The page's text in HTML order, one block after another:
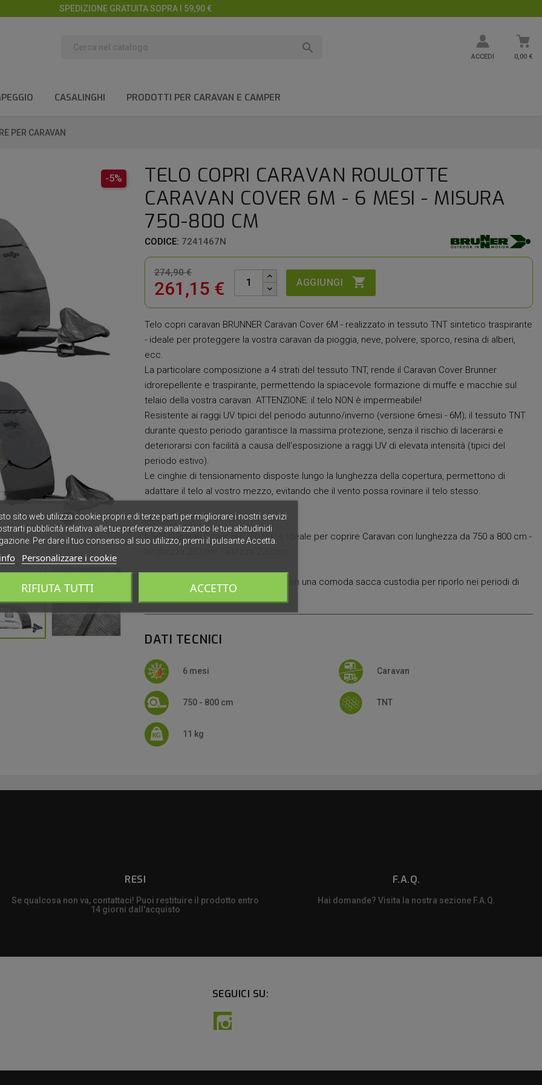
SPEDIZIONE GRATUITA SOPRA I 59,90 €

ACCEDI 0,00 €
CASALINGHI PRODOTTI PER CARAVAN E CAMPER
PER CARAVAN
-5%
TELO COPRI CARAVAN ROULOTTE
CARAVAN COVER 6M - 6 MESI - MISURA
750-800 CM
CODICE: 7241467N
274,90 €
261,15 € AGGIUNGI 
Telo copri caravan BRUNNER Caravan Cover 6M - realizzato in tessuto TNT sintetico traspirante
- ideale per proteggere la vostra caravan da pioggia, neve, polvere, sporco, resina di alberi,
ecc.
La particolare composizione a 4 strati del tessuto TNT, rende il Caravan Cover Brunner
idrorepellente e traspirante, permettendo la spiacevole formazione di muffe e macchie sul
telaio della vostra caravan. ATTENZIONE: il telo NON è impermeabile!
Resistente ai raggi UV tipici del periodo autunno/inverno (versione 6mesi - 6M); il tessuto TNT
durante questo periodo garantisce la massima protezione, senza il rischio di lacerarsi e
deteriorarsi con facilità a causa dell'esposizione a raggi UV di elevata intensità (tipici del
periodo estivo).
Le cinghie di tensionamento disposte lungo la lunghezza della copertura, permettono di
adattare il telo al vostro mezzo, evitando che il vento possa rovinare il telo stesso.
MISURE:
Il telo Caravan Cover 6M 750-800 è ideale per coprire Caravan con lunghezza da 750 a 800 cm -
Il telo Caravan Cover viene fornito con una comoda sacca custodia per riporlo nei periodi di
DATI TECNICI
6 mesi Caravan
750 - 800 cm TNT
11 kg
RESI
Se qualcosa non va, contattaci! Puoi restituire il prodotto entro
14 giorni dall'acquisto
F.A.Q.
Hai domande? Visita la nostra sezione F.A.Q.
SEGUICI SU:
Instagram
sito web utilizza cookie propri e di terze parti per migliorare i nostri servizi
pubblicità relativa alle tue preferenze analizzando le tue abitudinidi
Per dare il tuo consenso al suo utilizzo, premi il pulsante Accetta.
Personalizzare i cookie
RIFIUTA TUTTI ACCETTO